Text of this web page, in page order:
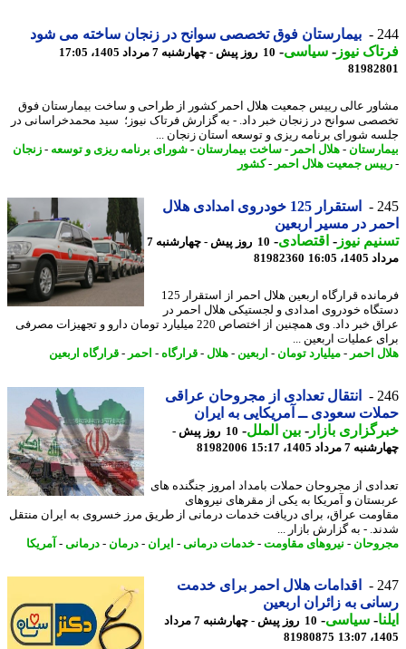
بیمارستان فوق تخصصی سوانح در زنجان ساخته می شود
نیوز-سیاسی-10 روز پیش - چهارشنبه 7 مرداد 1405، 17:05
عالی رییس جمعیت هلال احمر کشور از طراحی و ساخت بیمارستان فوق
سوانح در زنجان خبر داد. - به گزارش فرتاک نیوز؛ سید محمدخراسانی در
شورای برنامه ریزی و توسعه استان زنجان ...
-هلال احمر -ساخت بیمارستان-شورای برنامه ریزی و توسعه-زنجان
جمعیت هلال احمر -کشور
استقرار 125 خودروی امدادی هلال
در مسیر اربعین
نیوز-اقتصادی-
10 روز پیش - چهارشنبه 7
16:05
81982360
فرمانده قرارگاه اربعین هلال احمر از استقرار 125
خودروی امدادی و لجستیکی هلال احمر در
عراق خبر داد. وی همچنین از اختصاص 220 میلیارد تومان دارو و تجهیزات مصرفی
عملیات اربعین ...
احمر -میلیارد تومان-اربعین -هلال -قرارگاه -احمر -قرارگاه اربعین
انتقال تعدادی از مجروحان عراقی
سعودی ــ آمریکایی به ایران
بازار- بین الملل-
10 روز پیش -
مرداد 1405، 15:17
81982006
از مجروحان حملات بامداد امروز جنگنده های
و آمریکا به یکی از مقرهای نیروهای
عراق، برای دریافت خدمات درمانی از طریق مرز خسروی به ایران منتقل
- به گزارش بازار ...
-نیروهای مقاومت-خدمات درمانی-ایران - درمان -درمانی-آمریکا
اقدامات هلال احمر برای خدمت
به زائران اربعین
-سیاسی-
10 روز پیش - چهارشنبه 7 مرداد
81980875